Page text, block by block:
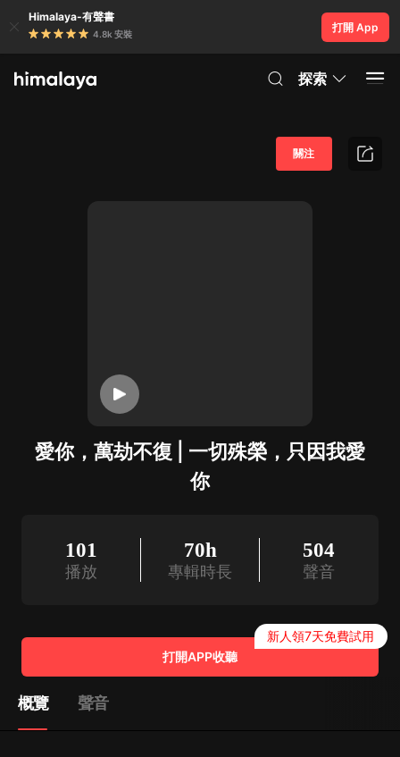
Himalaya-有聲書
4.8k 安裝
打開 App
探索
愛你，萬劫不復 | 一切殊榮，只因我愛
你
關注
101
播放
70h
專輯時長
504
聲音
打開APP收聽
新人領7天免費試用
概覽 聲音